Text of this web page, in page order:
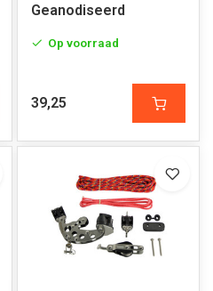
Geanodiseerd
Op voorraad
39,25